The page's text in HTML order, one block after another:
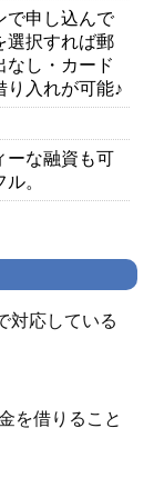
で申し込んで
選択すれば郵
なし・カード
り入れが可能♪
ーな融資も可
。
対応している
を借りること